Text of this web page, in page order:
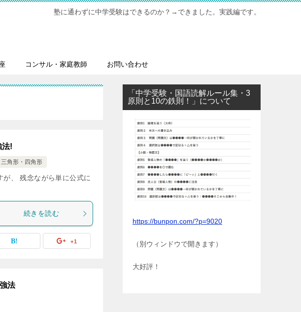
塾に通わずに中学受験はできるのか？→できました。実践編です。
コンサル・家庭教師 お問い合わせ
!
三角形・四角形
、 残念ながら単に公式に
続きを読む
+1
法
「中学受験・国語読解ルール集・3
原則と10の鉄則！」について
https://bunpon.com/?p=9020
（別ウィンドウで開きます）
大好評！